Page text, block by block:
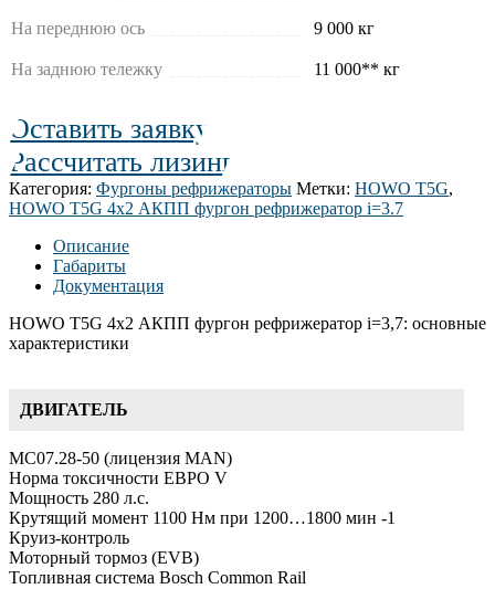
На переднюю ось 9 000 кг
На заднюю тележку 11 000** кг
Оставить заявку
Рассчитать лизинг
Категория: Фургоны рефрижераторы Метки: HOWO T5G,
HOWO T5G 4х2 АКПП фургон рефрижератор i=3.7
Описание
Габариты
Документация
HOWO T5G 4х2 АКПП фургон рефрижератор i=3,7: основные
характеристики
ДВИГАТЕЛЬ
MC07.28-50 (лицензия MAN)
Норма токсичности ЕВРО V
Мощность 280 л.с.
Крутящий момент 1100 Нм при 1200…1800 мин -1
Круиз-контроль
Моторный тормоз (EVB)
Топливная система Bosch Common Rail